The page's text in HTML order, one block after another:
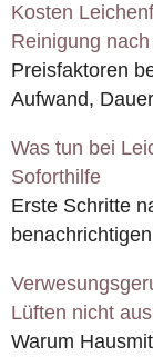
Kosten
Reinigung
Preisfaktoren
Aufwand,
Was tun bei
Soforthilfe
Erste Schritte
Lüften nicht
Warum